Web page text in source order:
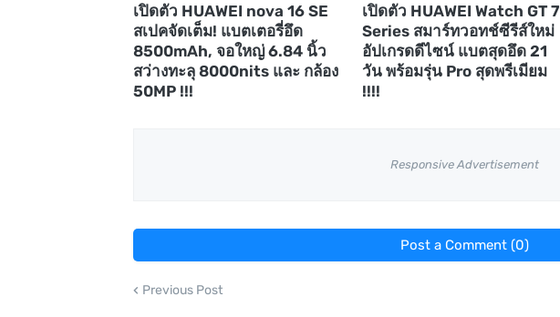
เปิดตัว HUAWEI nova 16 SE
สเปคจัดเต็ม! แบตเตอรี่อึด
8500mAh, จอใหญ่ 6.84 นิ้ว
สว่างทะลุ 8000nits และ กล้อง
50MP !!!
เปิดตัว HUAWEI Watch GT 7
Series สมาร์ทวอทช์ซีรีส์ใหม่
อัปเกรดดีไซน์ แบตสุดอึด 21
วัน พร้อมรุ่น Pro สุดพรีเมียม
!!!!
Responsive Advertisement
Post a Comment (0)
Previous Post